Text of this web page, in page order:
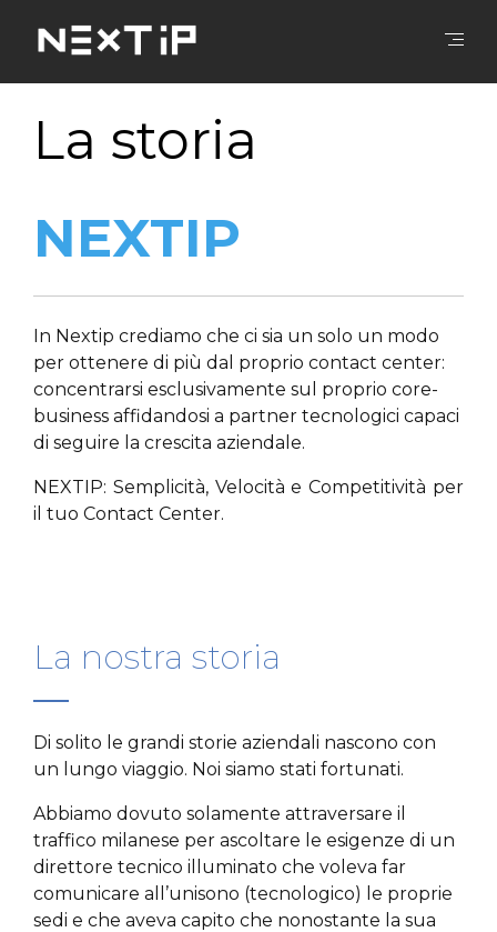
La storia
NEXTIP
In Nextip crediamo che ci sia un solo un modo
per ottenere di più dal proprio contact center:
concentrarsi esclusivamente sul proprio core-
business affidandosi a partner tecnologici capaci
di seguire la crescita aziendale.
NEXTIP: Semplicità, Velocità e Competitività per
il tuo Contact Center.
La nostra storia
Di solito le grandi storie aziendali nascono con
un lungo viaggio. Noi siamo stati fortunati.
Abbiamo dovuto solamente attraversare il
traffico milanese per ascoltare le esigenze di un
direttore tecnico illuminato che voleva far
comunicare all’unisono (tecnologico) le proprie
sedi e che aveva capito che nonostante la sua